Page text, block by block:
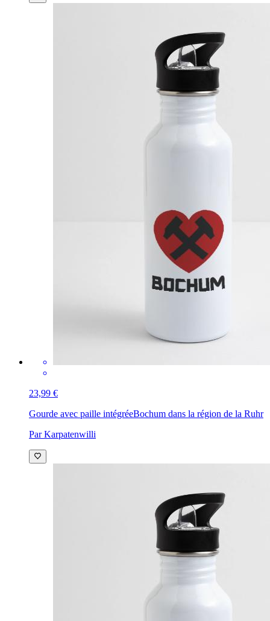
23,99 €
Gourde avec paille intégréeBochum dans la région de la Ruhr
Par Karpatenwilli